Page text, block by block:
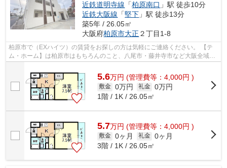
近鉄道明寺線 「柏原南口 」駅 徒歩10分
近鉄大阪線 「堅下 」駅 徒歩13分
築5年 / 26.05㎡
大阪府柏原市大正 ２丁目1-8
柏原市で（EXハイツ）の賃貸をお探しの方は気軽にご連絡ください。 【テ
ム・ホーム】は柏原市はもちろんのこと、八尾市・藤井寺市など大阪全域の
5.6万円 (管理費等：4,000円 )
敷金 0万円 礼金 0万円
1階 / 1K / 26.05㎡
5.7万円 (管理費等：4,000円 )
敷金 0ヶ月 礼金 0ヶ月
3階 / 1K / 26.05㎡